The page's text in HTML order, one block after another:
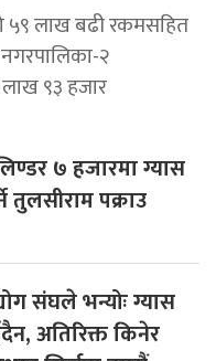
५९ लाख बढी रकमसहित
नगरपालिका-२
९३ हजार
७ हजारमा ग्यास
तुलसीराम पक्राउ
संघले भन्योः ग्यास
अतिरिक्त किनेर